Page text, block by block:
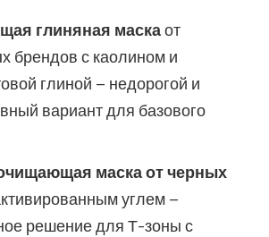
глиняная маскаот
брендов с каолином и
глиной – недорогой и
вариант для базового
маска от черных
углем –
решение для Т-зоны с